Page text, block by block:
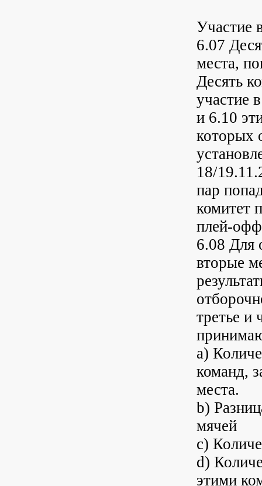
Участие
6.07
места,
Десять
участие
и 6.10
которых
18/
пар
комитет
плей-
6.08 Для
вторые
третье и
a)
команд,
места.
b)
мячей
c)
d)
этими